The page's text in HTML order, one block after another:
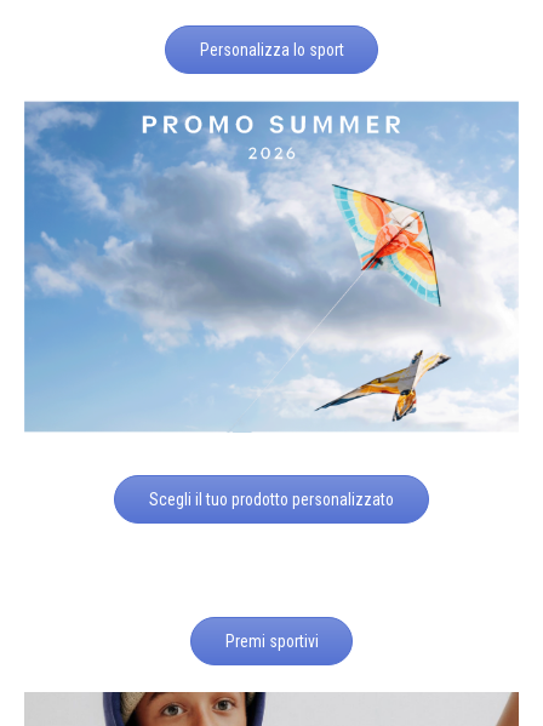
Personalizza lo sport
Scegli il tuo prodotto personalizzato
Premi sportivi